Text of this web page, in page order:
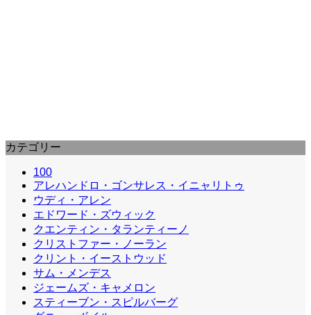
カテゴリー
100
アレハンドロ・ゴンサレス・イニャリトゥ
ウディ・アレン
エドワード・ズウィック
クエンティン・タランティーノ
クリストファー・ノーラン
クリント・イーストウッド
サム・メンデス
ジェームズ・キャメロン
スティーブン・スピルバーグ